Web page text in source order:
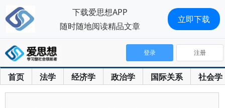
首页 法学 经济学 政治学 国际关系 社会学
登录 注册
下载爱思想APP
随时随地阅读精品文章
立即下载